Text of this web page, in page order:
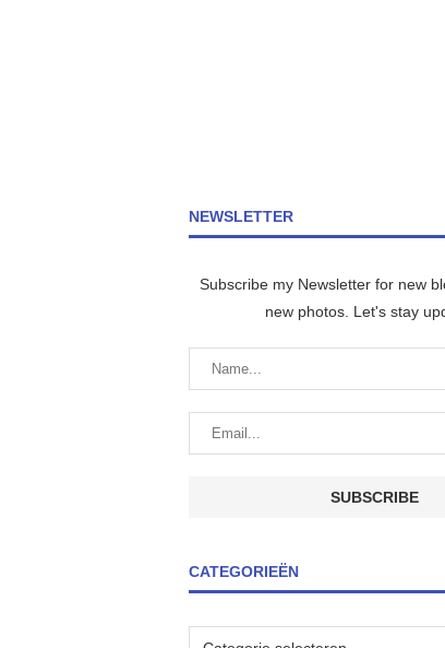
NEWSLETTER
Subscribe my Newsletter for new
new photos. Let's stay
CATEGORIEËN